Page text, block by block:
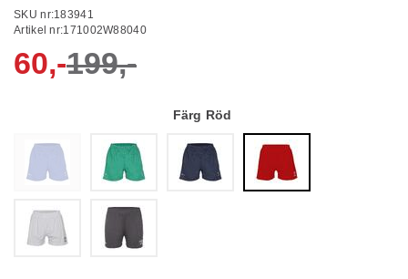
SKU nr:183941
Artikel nr:171002W88040
60,-199,-
Färg Röd